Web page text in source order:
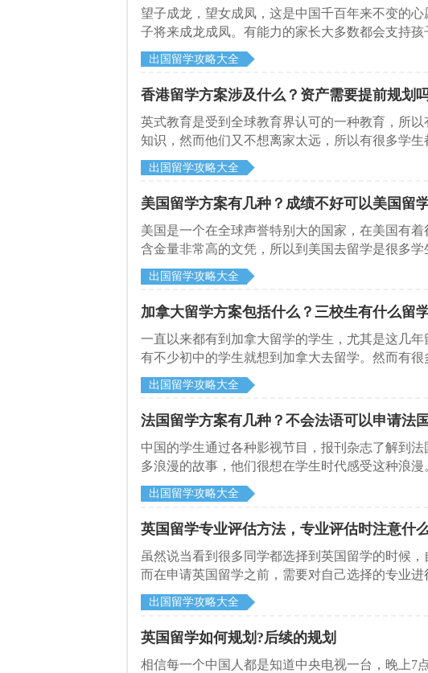
望子成龙，望女成凤，这是中国千百年来不变的
子将来成龙成凤。有能力的家长大多数都会支持孩
出国留学攻略大全
香港留学方案涉及什么？资产需要提前规划
英式教育是受到全球教育界认可的一种教育，所
知识，然而他们又不想离家太远，所以有很多学生
出国留学攻略大全
美国留学方案有几种？成绩不好可以美国留
美国是一个在全球声誉特别大的国家，在美国有
含金量非常高的文凭，所以到美国去留学是很多
的留学方案
出国留学攻略大全
加拿大留学方案包括什么？三校生有什么留
一直以来都有到加拿大留学的学生，尤其是这几
有不少初中的学生就想到加拿大去留学。然而有
该选择哪些留学方案？
出国留学攻略大全
法国留学方案有几种？不会法语可以申请法
中国的学生通过各种影视节目，报刊杂志了解到
多浪漫的故事，他们很想在学生时代感受这种浪漫
出国留学攻略大全
英国留学专业评估方法，专业评估时注意什
虽然说当看到很多同学都选择到英国留学的时候
而在申请英国留学之前，需要对自己选择的专业
多想要到英国留学的学生，并不清楚专业评估的
出国留学攻略大全
英国留学如何规划?后续的规划
相信每一个中国人都是知道中央电视一台，晚上7